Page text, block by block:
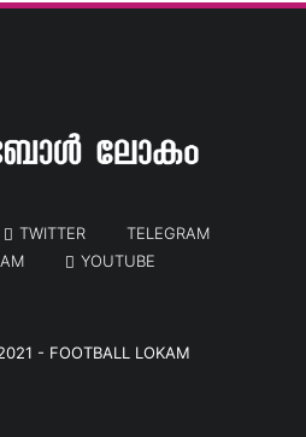
TWITTER
TELEGRAM
YOUTUBE
- FOOTBALL LOKAM